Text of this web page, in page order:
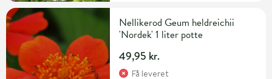
Nellikerod Geum heldreichii
'Nordek' 1 liter potte
49,95 kr.
Få leveret